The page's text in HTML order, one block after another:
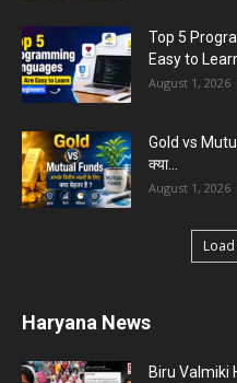
Top 5
Easy to
August 1, 2026
Gold vs
क्या...
August 1, 2026
Haryana News
Biru Valmiki